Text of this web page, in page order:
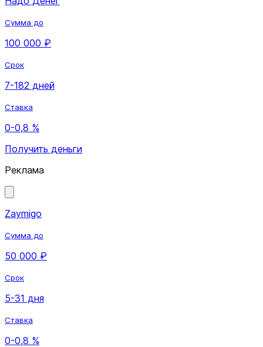
Сумма до
100 000 ₽
Срок
7-182 дней
Ставка
0-0,8 %
Получить деньги
Реклама
Zaymigo
Сумма до
50 000 ₽
Срок
5-31 дня
Ставка
0-0,8 %